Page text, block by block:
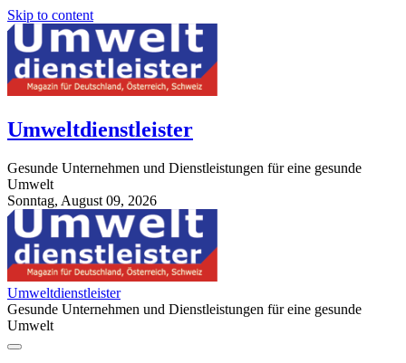
Skip to content
Umweltdienstleister
Gesunde Unternehmen und Dienstleistungen für eine gesunde
Umwelt
Sonntag, August 09, 2026
StuttgartApotheke.com
Umweltdienstleister
Gesunde Unternehmen und Dienstleistungen für eine gesunde
Umwelt